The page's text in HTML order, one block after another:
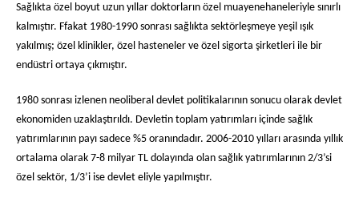
Sağlıkta özel boyut uzun yıllar doktorların özel muayenehaneleriyle sınırlı
kalmıştır. Ffakat 1980-1990 sonrası sağlıkta sektörleşmeye yeşil ışık
yakılmış; özel klinikler, özel hasteneler ve özel sigorta şirketleri ile bir
endüstri ortaya çıkmıştır.
1980 sonrası izlenen neoliberal devlet politikalarının sonucu olarak devlet
ekonomiden uzaklaştırıldı. Devletin toplam yatırımları içinde sağlık
yatırımlarının payı sadece %5 oranındadır. 2006-2010 yılları arasında yıllık
ortalama olarak 7-8 milyar TL dolayında olan sağlık yatırımlarının 2/3’si
özel sektör, 1/3’i ise devlet eliyle yapılmıştır.